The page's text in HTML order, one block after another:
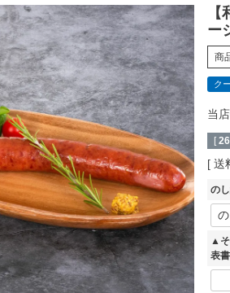
ー
商
ク
当
[ 26
送
の
▲そ
表